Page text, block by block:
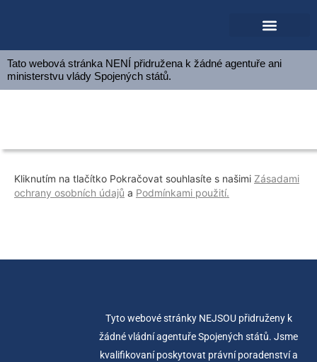
Tato webová stránka NENÍ přidružena k žádné agentuře ani
ministerstvu vlády Spojených států.
Kliknutím na tlačítko Pokračovat souhlasíte s našimi Zásadami
ochrany osobních údajů a Podmínkami použití.
Tyto webové stránky NEJSOU přidruženy k
žádné vládní agentuře Spojených států. Jsme
kvalifikovaní poskytovat právní poradenství a